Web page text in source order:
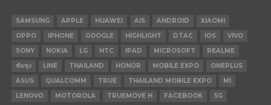
SAMSUNG APPLE HUAWEI AIS ANDROID
XIAOMI
OPPO
IPHONE GOOGLE HIGHLIGHT DTAC IOS
VIVO
SONY
NOKIA LG HTC IPAD MICROSOFT
REALME
ซัมซุง
LINE THAILAND HONOR MOBILE EXPO
ONEPLUS
ASUS
QUALCOMM TRUE THAILAND MOBILE EXPO
MI
LENOVO
MOTOROLA TRUEMOVE H FACEBOOK 5G